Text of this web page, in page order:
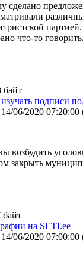
сделано
что-то
байт
изучать подписи
06/2020 07:20:00
возбудить
закрыть
байт
на SETI.ee
06/2020 07:00:00